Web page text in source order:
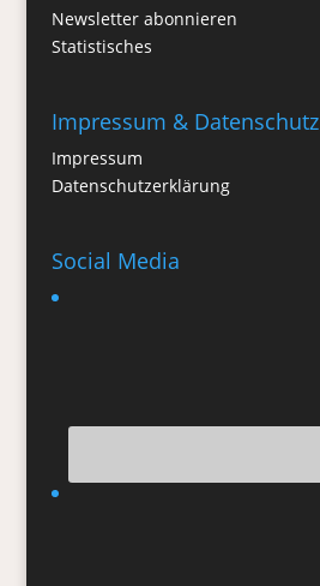
Newsletter abonnieren
Statistisches
Impressum & Datenschutz
Impressum
Datenschutzerklärung
Social Media